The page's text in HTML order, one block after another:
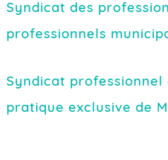
Syndicat des
professionnels
Syndicat
pratique exclusive de